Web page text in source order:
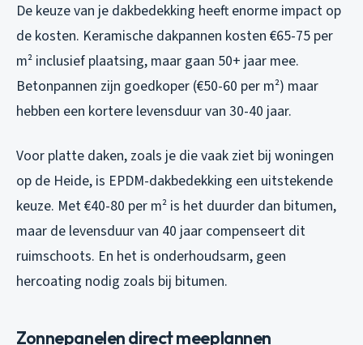
De keuze van je dakbedekking heeft enorme impact op
de kosten. Keramische dakpannen kosten €65-75 per
m² inclusief plaatsing, maar gaan 50+ jaar mee.
Betonpannen zijn goedkoper (€50-60 per m²) maar
hebben een kortere levensduur van 30-40 jaar.
Voor platte daken, zoals je die vaak ziet bij woningen
op de Heide, is EPDM-dakbedekking een uitstekende
keuze. Met €40-80 per m² is het duurder dan bitumen,
maar de levensduur van 40 jaar compenseert dit
ruimschoots. En het is onderhoudsarm, geen
hercoating nodig zoals bij bitumen.
Zonnepanelen direct meeplannen